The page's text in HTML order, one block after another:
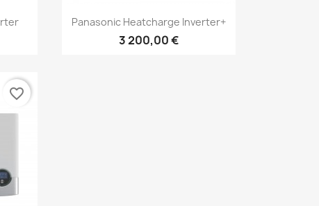
Швидкий перегляд
Panasonic Heatcharge Inverter+
3 200,00 €
favorite_border